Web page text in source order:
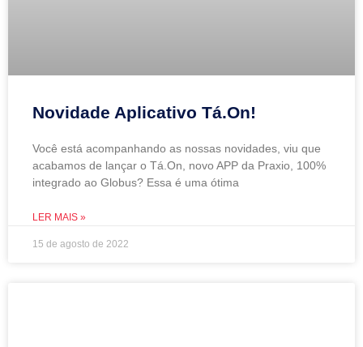
Novidade Aplicativo Tá.On!
Você está acompanhando as nossas novidades, viu que
acabamos de lançar o Tá.On, novo APP da Praxio, 100%
integrado ao Globus? Essa é uma ótima
LER MAIS »
15 de agosto de 2022